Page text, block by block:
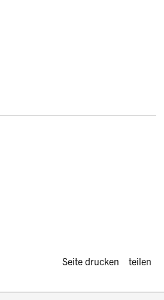
Diese Seite
Seite drucken teilen